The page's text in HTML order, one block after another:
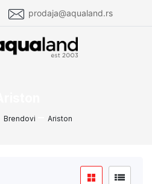
prodaja@aqualand.rs
Brendovi Ariston